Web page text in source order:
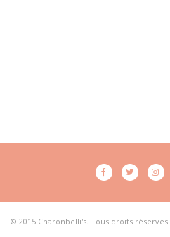
© 2015 Charonbelli's. Tous droits réservés.